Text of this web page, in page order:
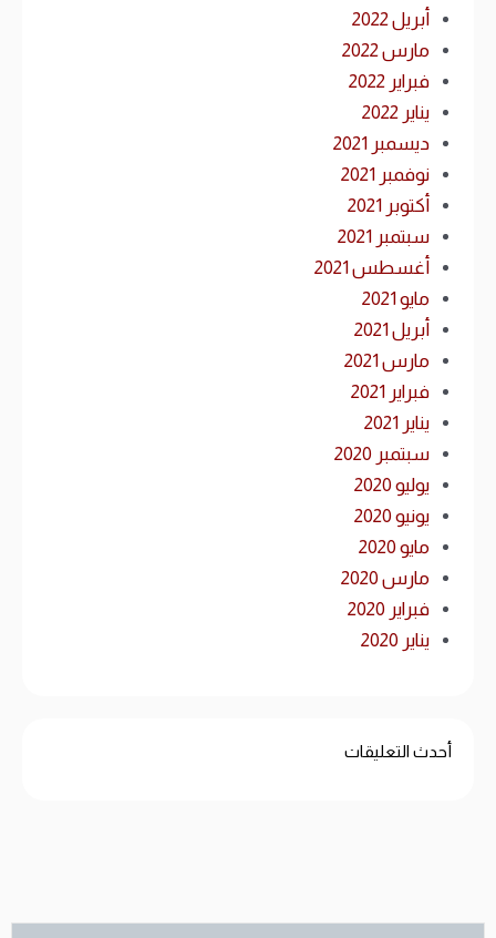
أبريل 2022
مارس 2022
فبراير 2022
يناير 2022
ديسمبر 2021
نوفمبر 2021
أكتوبر 2021
سبتمبر 2021
أغسطس 2021
مايو 2021
أبريل 2021
مارس 2021
فبراير 2021
يناير 2021
سبتمبر 2020
يوليو 2020
يونيو 2020
مايو 2020
مارس 2020
فبراير 2020
يناير 2020
أحدث التعليقات